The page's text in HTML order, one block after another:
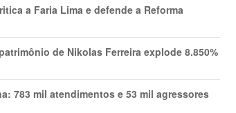
a Faria Lima e defende a Reforma
de Nikolas Ferreira explode 8.850%
783 mil atendimentos e 53 mil agressores